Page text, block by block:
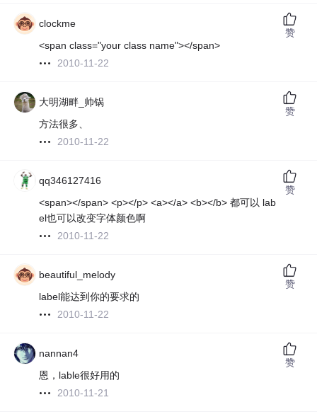
clockme
<span class="your class name"></span>
2010-11-22
赞
大明湖畔_帅锅
方法很多、
2010-11-22
赞
qq346127416
<span></span> <p></p> <a></a> <b></b> 都可以 lab
el也可以改变字体颜色啊
2010-11-22
赞
beautiful_melody
label能达到你的要求的
2010-11-22
赞
nannan4
恩，lable很好用的
2010-11-21
赞